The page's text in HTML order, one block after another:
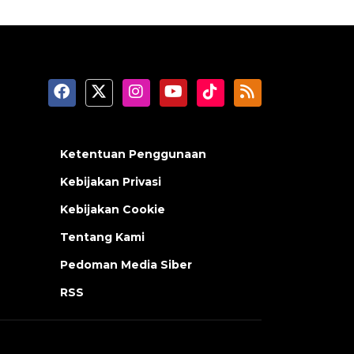
Ketentuan Penggunaan
Kebijakan Privasi
Kebijakan Cookie
Tentang Kami
Pedoman Media Siber
RSS